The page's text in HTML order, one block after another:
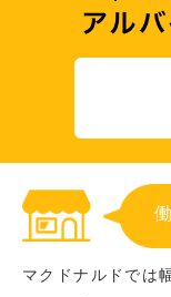
マクドナルドでは